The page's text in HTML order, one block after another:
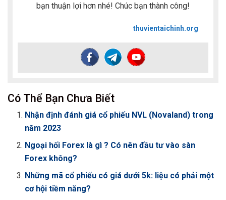
bạn thuận lợi hơn nhé! Chúc bạn thành công!
thuvientaichinh.org
Có Thể Bạn Chưa Biết
Nhận định đánh giá cổ phiếu NVL (Novaland) trong
năm 2023
Ngoại hối Forex là gì ? Có nên đầu tư vào sàn
Forex không?
Những mã cổ phiếu có giá dưới 5k: liệu có phải một
cơ hội tiềm năng?